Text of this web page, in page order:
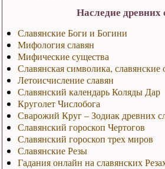
Наследие древних
Славянские Боги и Богини
Мифология славян
Мифические существа
Славянская символика, славянские
Летоисчисление славян
Славянский календарь Коляды Дар
Круголет Числобога
Сварожий Круг – Зодиак древних
Славянский гороскоп Чертогов
Славянский гороскоп трех миров
Славянские Резы
Гадания онлайн на славянских